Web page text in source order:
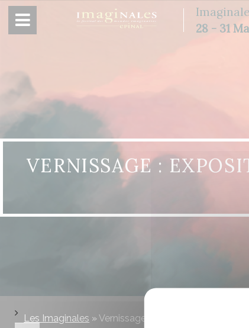
28 - 31
VERNISSAGE :
Les Imaginales »Vernissage : exposition Vision
Panneau de gestion des cookies